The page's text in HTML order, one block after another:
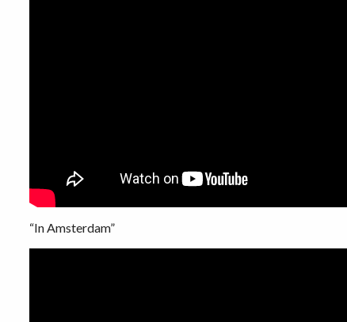
“In Amsterdam”